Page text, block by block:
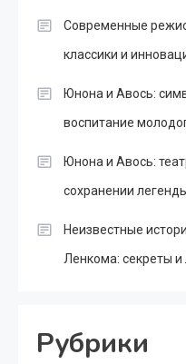
Современные
классики и
Юнона и Авось:
воспитание
Юнона и Авось:
сохранении
Неизвестные
Ленкома: секреты и
Рубрики